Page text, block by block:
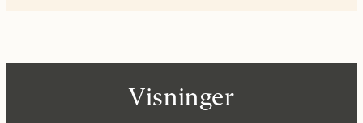
Visninger